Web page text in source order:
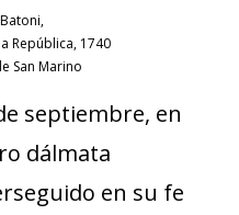
República, 1740
San Marino
septiembre, en
dálmata
en su fe